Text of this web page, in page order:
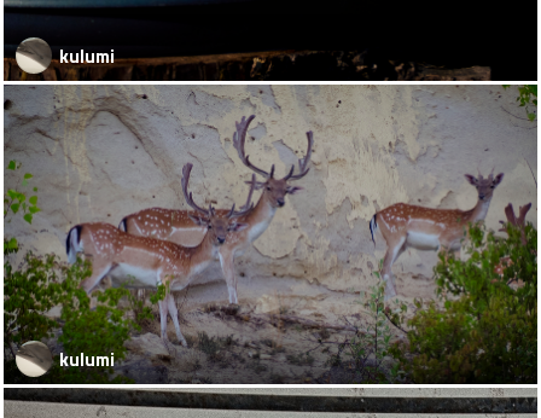
kulumi
kulumi